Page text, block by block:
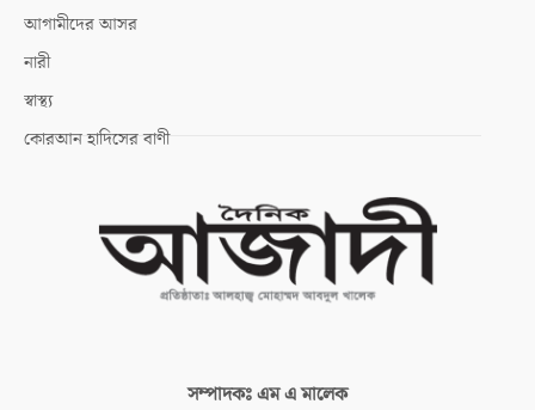
আগামীদের আসর
নারী
স্বাস্থ্য
কোরআন হাদিসের বাণী
সম্পাদকঃএম এ মালেক